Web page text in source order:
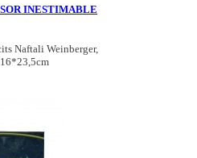
INESTIMABLE
Naftali Weinberger,